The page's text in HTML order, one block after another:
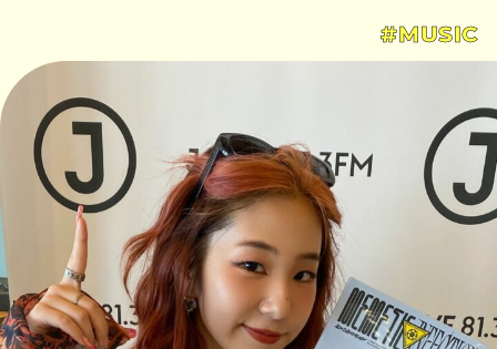
#MUSIC